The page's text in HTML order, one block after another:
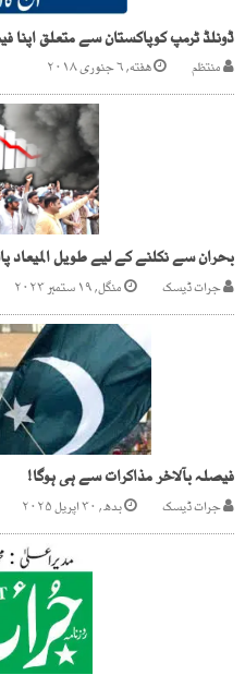
ڈونلڈ ٹرمپ کوپاکستان سے متعلق اپنا
منتظم هفته, ۶ جنوری ۲۰۱۸
بحران سے نکلنے کے لیے طویل
جرات ڈیسک منگل, ۱۹ ستمبر ۲۰۲۳
فیصلہ بآلاخر مذاکرات سے ہی ہوگا!
جرات ڈیسک بدھ, ۳۰ اپریل ۲۰۲۵